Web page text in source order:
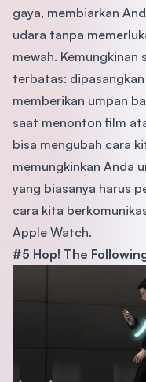
gaya, membiarkan
udara tanpa
mewah.
terbatas:
memberikan umpan
saat menonton film
bisa mengubah cara
memungkinkan Anda
yang biasanya harus
cara kita
Apple Watch.
#5 Hop! The